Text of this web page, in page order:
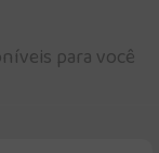
para você